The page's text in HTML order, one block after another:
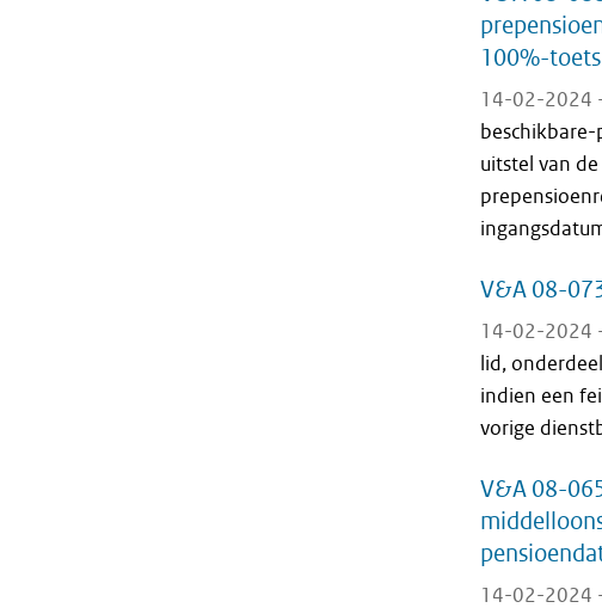
100%-toets
14-02-2024
uitstel van
V&A 08-
14-02-2024
lid,
indien een
vorige
V&A 08-
14-02-2024